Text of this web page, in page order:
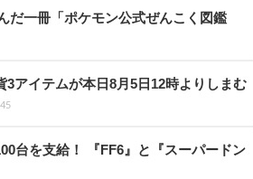
だ一冊「ポケモン公式ぜんこく図鑑
3アイテムが本日8月5日12時よりしまむ
台を支給！ 『FF6』と『スーパードン